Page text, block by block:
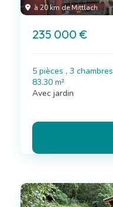
à 20 km de Mittlach
235 000 €
5 pièces , 3 chambres
83.30 m²
Avec jardin